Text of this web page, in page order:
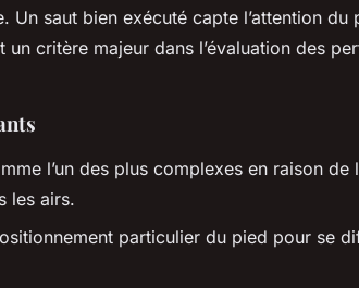
Un saut bien exécuté capte l’attention
un critère majeur dans l’évaluation des
l’un des plus complexes en raison de
les airs.
particulier du pied pour se